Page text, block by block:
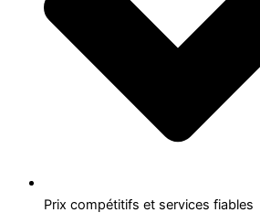
Prix compétitifs et services fiables